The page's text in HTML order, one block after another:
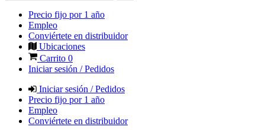
Precio fijo por 1 año
Empleo
Conviértete en distribuidor
Ubicaciones
Carrito 0
Iniciar sesión / Pedidos
Iniciar sesión / Pedidos
Precio fijo por 1 año
Empleo
Conviértete en distribuidor